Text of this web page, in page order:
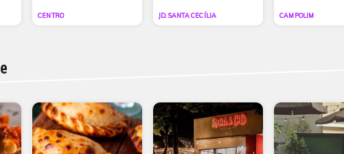
CENTRO JD. SANTA CECÍLIA CAMPOLIM